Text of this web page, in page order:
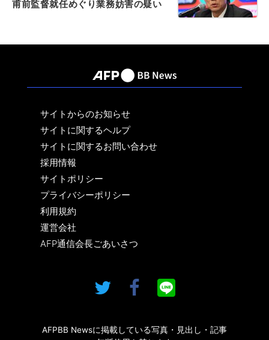
甫前監督就任めぐり業務妨害の疑い
サイトからのお知らせ
サイトに関するヘルプ
サイトに関するお問い合わせ
採用情報
サイトポリシー
プライバシーポリシー
利用規約
運営会社
AFP通信会長ごあいさつ
AFPBB Newsに掲載している写真・見出し・記事